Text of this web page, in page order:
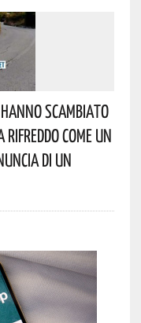
Scambiato
Come Un
Di Un